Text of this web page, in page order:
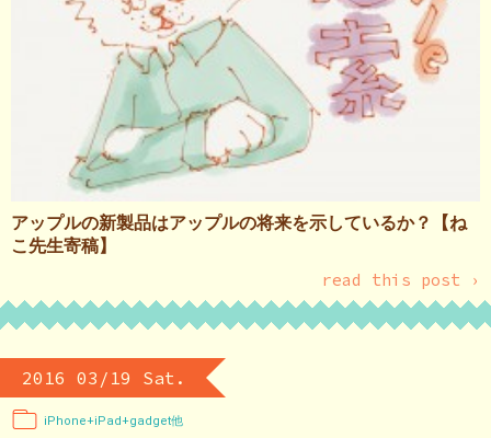
アップルの新製品はアップルの将来を示しているか？【ね
こ先生寄稿】
read this post ›
2016 03/19 Sat.
iPhone+iPad+gadget他